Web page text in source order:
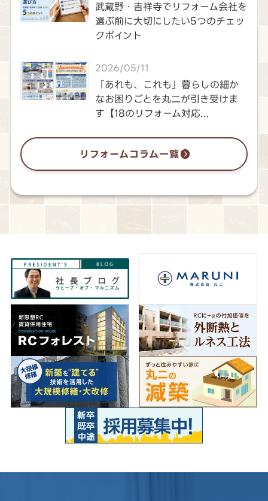
武蔵野・吉祥寺でリフォーム会社を
選ぶ前に大切にしたい5つのチェッ
クポイント
2026/05/11
「あれも、これも」暮らしの細か
なお困りごとを丸二が引き受けま
す【18のリフォーム対応...
リフォームコラム一覧